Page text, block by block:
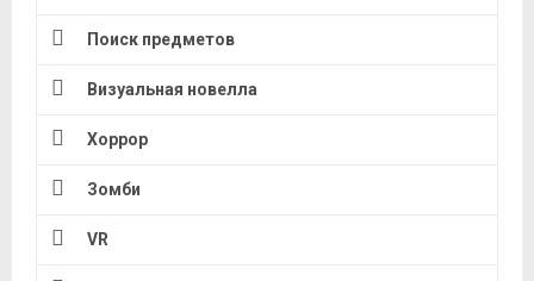
Поиск предметов
Визуальная новелла
Хоррор
Зомби
VR